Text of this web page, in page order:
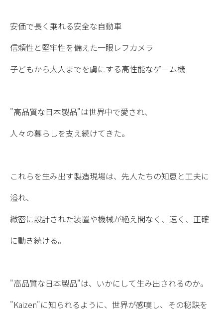
安価で長く乗れる安全な自動車
信頼性と堅牢性を備えた一眼レフカメラ
子どもから大人までを虜にする高性能なゲーム機
"高品質な日本製品"は世界中で愛され、
人々の暮らしを支え続けてきた。
これらを生み出す製造現場は、先人たちの知恵と工夫に
溢れ、
緻密に設計された装置や機械が絶え間なく、速く、正確
に動き続ける。
"高品質な日本製品"は、いかにして生み出されるのか。
"Kaizen"に知られるように、世界が感嘆し、その秘訣を